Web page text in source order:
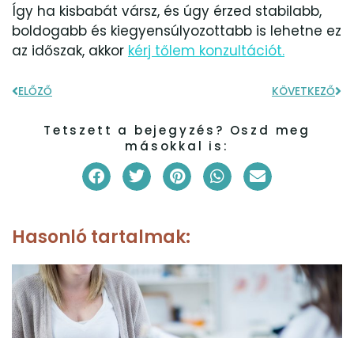
Így ha kisbabát vársz, és úgy érzed stabilabb,
boldogabb és kiegyensúlyozottabb is lehetne ez
az időszak, akkor kérj tőlem konzultációt.
ELŐZŐ KÖVETKEZŐ
Tetszett a bejegyzés? Oszd meg
másokkal is:
Hasonló tartalmak: